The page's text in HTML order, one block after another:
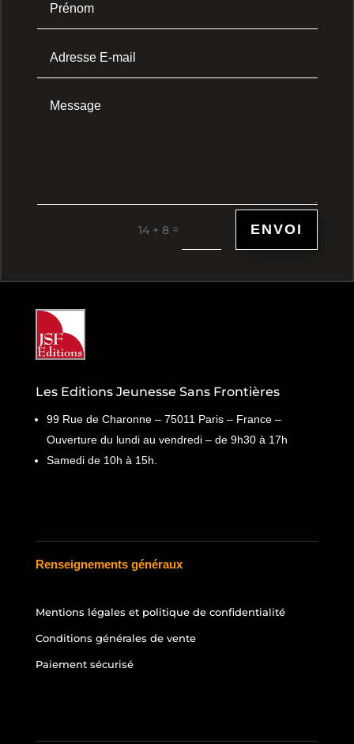
14 + 8= ENVOI
Les Editions Jeunesse Sans Frontières
99 Rue de Charonne – 75011 Paris – France –
Ouverture du lundi au vendredi – de 9h30 à 17h
Samedi de 10h à 15h.
Renseignements généraux
Mentions légales et politique de confidentialité
Conditions générales de vente
Paiement sécurisé